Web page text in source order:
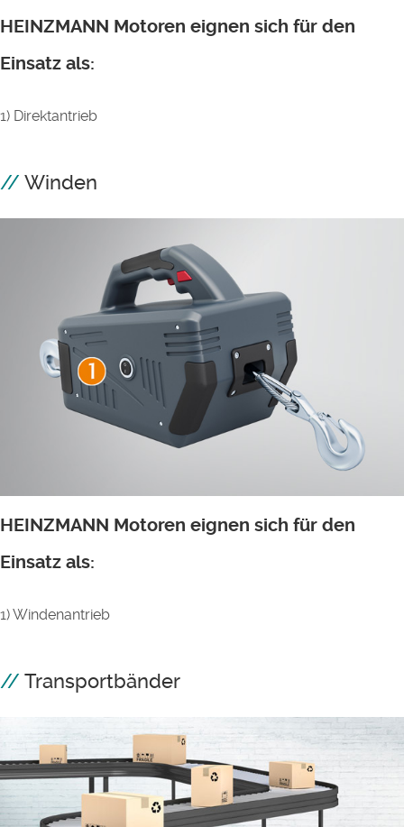
HEINZMANN Motoren eignen sich für den
Einsatz als:
1) Direktantrieb
Winden
HEINZMANN Motoren eignen sich für den
Einsatz als:
1) Windenantrieb
Transportbänder